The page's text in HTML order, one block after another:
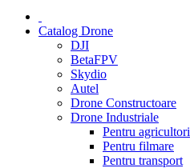
Catalog Drone
DJI
BetaFPV
Skydio
Autel
Drone Constructoare
Drone Industriale
Pentru agricultori
Pentru filmare
Pentru transport